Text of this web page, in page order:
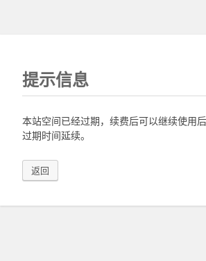
提示信息
本站空间已经过期，续费后可以继续使用
过期时间延续。
返回